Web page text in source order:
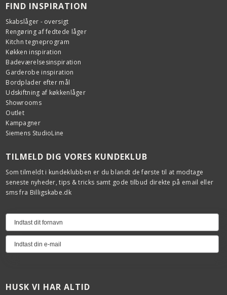
FIND INSPIRATION
Skabslåger - oversigt
Rengøring af fedtede låger
Kitchn tegneprogram
Køkken inspiration
Badeværelsesinspiration
Garderobe inspiration
Bordplader efter mål
Udskiftning af køkkenlåger
Showrooms
Outlet
Kampagner
Siemens StudioLine
TILMELD DIG VORES KUNDEKLUB
Som tilmeldt i kundeklubben er du blandt de første til at modtage
seneste nyheder, tips & tricks samt gode tilbud direkte på email eller
sms fra Billigskabe.dk
HUSK VI HAR ALTID